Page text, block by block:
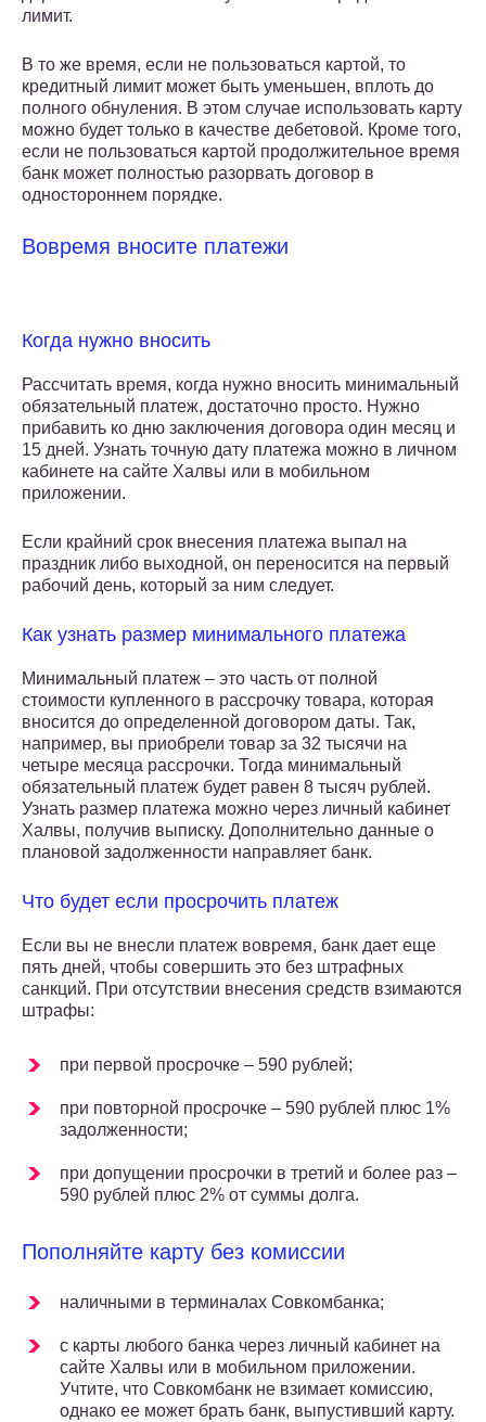
лимит.
В то же время, если не пользоваться картой, то
кредитный лимит может быть уменьшен, вплоть до
полного обнуления. В этом случае использовать карту
можно будет только в качестве дебетовой. Кроме того,
если не пользоваться картой продолжительное время
банк может полностью разорвать договор в
одностороннем порядке.
Вовремя вносите платежи
Когда нужно вносить
Рассчитать время, когда нужно вносить минимальный
обязательный платеж, достаточно просто. Нужно
прибавить ко дню заключения договора один месяц и
15 дней. Узнать точную дату платежа можно в личном
кабинете на сайте Халвы или в мобильном
приложении.
Если крайний срок внесения платежа выпал на
праздник либо выходной, он переносится на первый
рабочий день, который за ним следует.
Как узнать размер минимального платежа
Минимальный платеж – это часть от полной
стоимости купленного в рассрочку товара, которая
вносится до определенной договором даты. Так,
например, вы приобрели товар за 32 тысячи на
четыре месяца рассрочки. Тогда минимальный
обязательный платеж будет равен 8 тысяч рублей.
Узнать размер платежа можно через личный кабинет
Халвы, получив выписку. Дополнительно данные о
плановой задолженности направляет банк.
Что будет если просрочить платеж
Если вы не внесли платеж вовремя, банк дает еще
пять дней, чтобы совершить это без штрафных
санкций. При отсутствии внесения средств взимаются
штрафы:
при первой просрочке – 590 рублей;
при повторной просрочке – 590 рублей плюс 1%
задолженности;
при допущении просрочки в третий и более раз –
590 рублей плюс 2% от суммы долга.
Пополняйте карту без комиссии
наличными в терминалах Совкомбанка;
с карты любого банка через личный кабинет на
сайте Халвы или в мобильном приложении.
Учтите, что Совкомбанк не взимает комиссию,
однако ее может брать банк, выпустивший карту.